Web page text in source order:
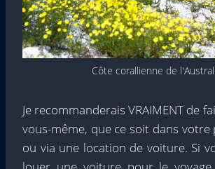
Côte corallienne de
Je recommanderais VRAIMENT de
vous-même, que ce soit dans
ou via une location de voiture. Si